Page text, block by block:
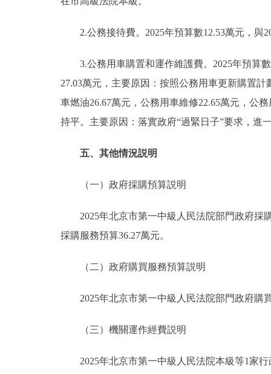
2.公務接待費。2025年預算數12.53萬元，與
3.公務用車購置和運作維護費。2025年預算數
27.03萬元，主要原因：按照公務用車更新購置
車燃油26.67萬元，公務用車維修22.65萬元，公
持平。主要原因：落實政府“過緊日子”要求，進
五、其他情況説明
（一）政府採購預算説明
2025年北京市第一中級人民法院部門政府採購
採購服務預算36.27萬元。
（二）政府購買服務預算説明
2025年北京市第一中級人民法院部門政府購
（三）機關運作經費説明
2025年北京市第一中級人民法院本級等1家行